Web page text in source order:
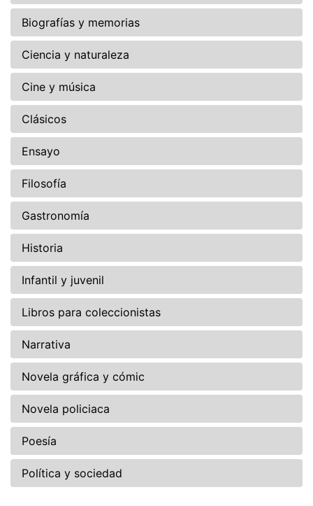
Biografías y memorias
Ciencia y naturaleza
Cine y música
Clásicos
Ensayo
Filosofía
Gastronomía
Historia
Infantil y juvenil
Libros para coleccionistas
Narrativa
Novela gráfica y cómic
Novela policiaca
Poesía
Política y sociedad